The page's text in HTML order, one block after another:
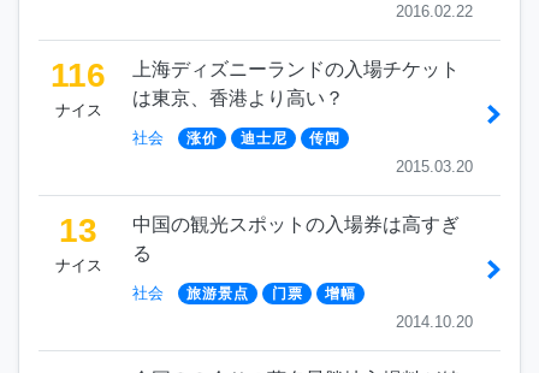
2016.02.22
116
ナイス
上海ディズニーランドの入場チケット
は東京、香港より高い？
社会 涨价 迪士尼 传闻
2015.03.20
13
ナイス
中国の観光スポットの入場券は高すぎ
る
社会 旅游景点 门票 增幅
2014.10.20